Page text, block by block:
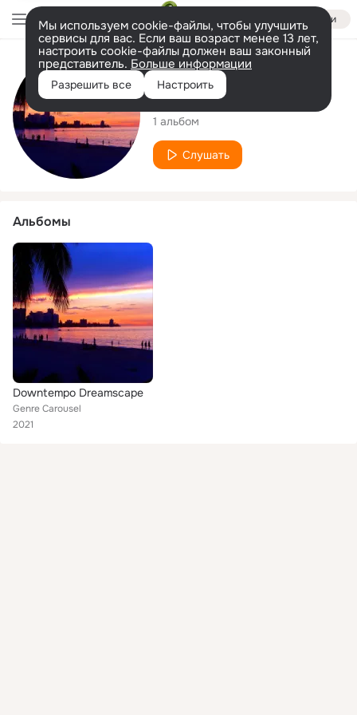
Войти
Мы используем cookie-файлы, чтобы улучшить
сервисы для вас. Если ваш возраст менее 13 лет,
настроить cookie-файлы должен ваш законный
представитель. Больше информации
Разрешить все Настроить
Исполнитель
Genre Carousel
1 альбом
Слушать
Альбомы
Downtempo Dreamscape
Genre Carousel
2021